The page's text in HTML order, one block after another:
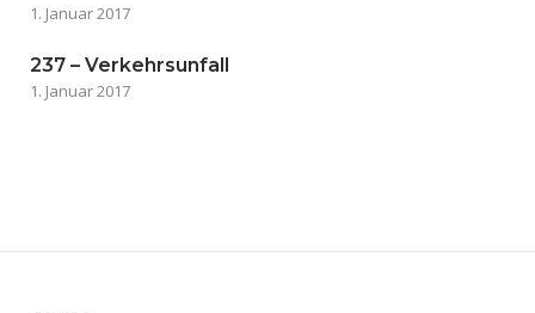
1. Januar 2017
237 – Verkehrsunfall
1. Januar 2017